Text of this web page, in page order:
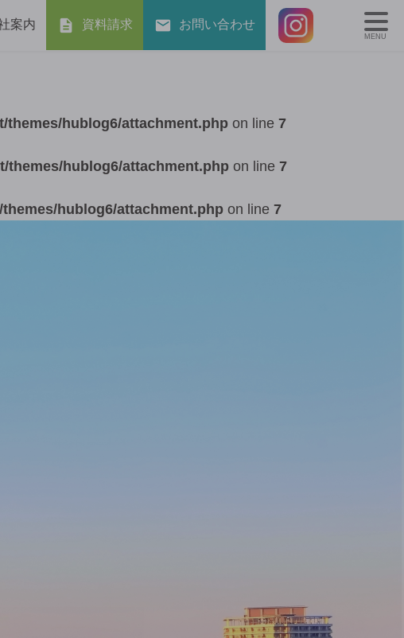
案内 資料請求 お問い合わせ
themes/hublog6/attachment.php on line 7
themes/hublog6/attachment.php on line 7
hublog6/attachment.php on line 7
MENU